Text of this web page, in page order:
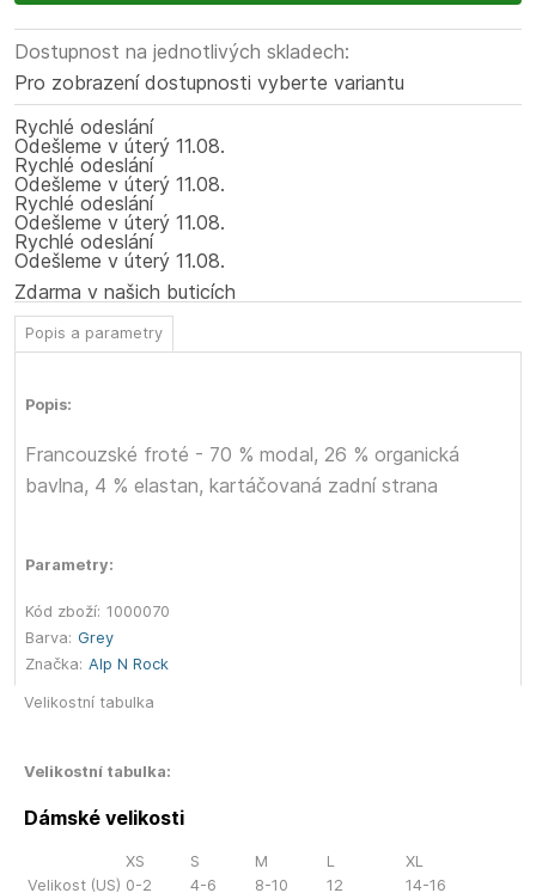
Dostupnost na jednotlivých skladech:
Pro zobrazení dostupnosti vyberte variantu
Rychlé odeslání
Odešleme v úterý 11.08.
Rychlé odeslání
Odešleme v úterý 11.08.
Rychlé odeslání
Odešleme v úterý 11.08.
Rychlé odeslání
Odešleme v úterý 11.08.
Zdarma v našich buticích
Popis a parametry
Popis:
Francouzské froté - 70 % modal, 26 % organická
bavlna, 4 % elastan, kartáčovaná zadní strana
Parametry:
Kód zboží: 1000070
Barva: Grey
Značka: Alp N Rock
Velikostní tabulka
Velikostní tabulka:
Dámské velikosti
XS S M L
XL
Velikost (US) 0-2 4-6 8-10 12 14-16